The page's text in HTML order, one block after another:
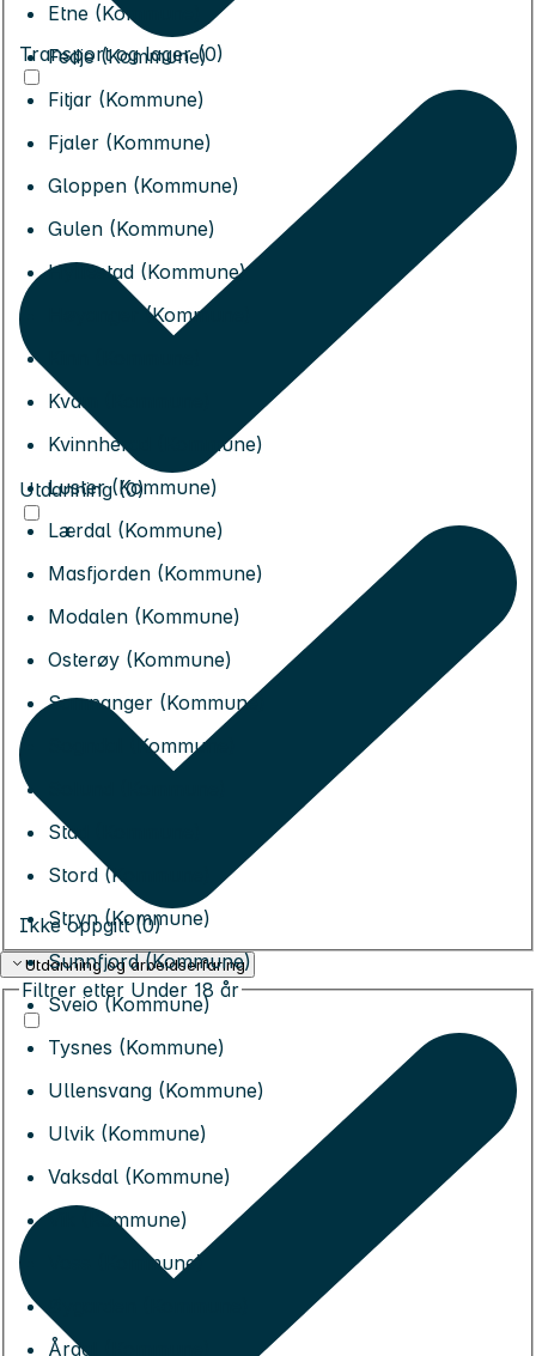
Etne (Kommune)
Fedje (Kommune)
Fitjar (Kommune)
Fjaler (Kommune)
Gloppen (Kommune)
Gulen (Kommune)
Hyllestad (Kommune)
Høyanger (Kommune)
Kvam (Kommune)
Kvinnherad (Kommune)
Luster (Kommune)
Lærdal (Kommune)
Masfjorden (Kommune)
Modalen (Kommune)
Osterøy (Kommune)
Samnanger (Kommune)
Sogndal (Kommune)
Stad (Kommune)
Stord (Kommune)
Stryn (Kommune)
Sunnfjord (Kommune)
Sveio (Kommune)
Tysnes (Kommune)
Ullensvang (Kommune)
Ulvik (Kommune)
Vaksdal (Kommune)
Vik (Kommune)
Voss (Kommune)
Årdal (Kommune)
Transport og lager (0)
Utdanning (0)
Ikke oppgitt (0)
Utdanning og arbeidserfaring
Filtrer etter Under 18 år